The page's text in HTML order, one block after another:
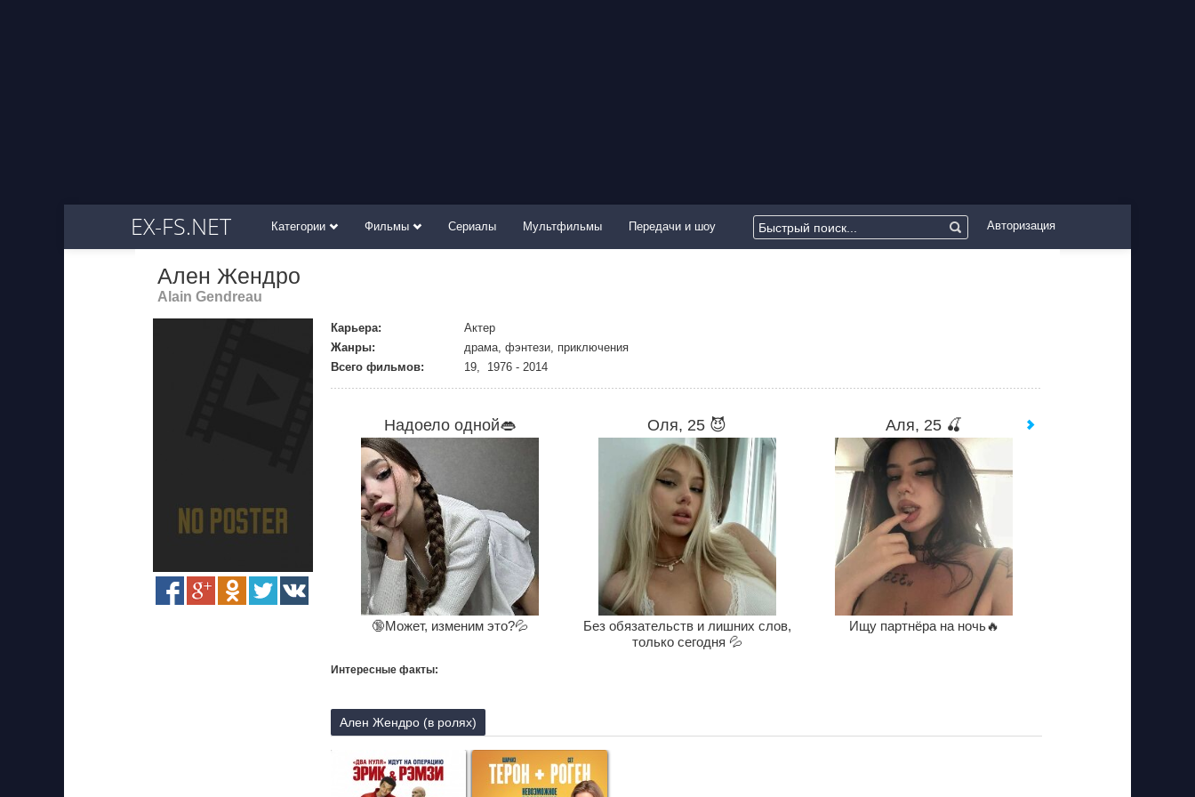
EX-FS.NET Категории Фильмы Сериалы Мультфильмы Передачи и шоу Авторизация
Ален Жендро
Alain Gendreau
Карьера:
Актер
Жанры:
драма, фэнтези, приключения
Всего фильмов:
19, 1976 - 2014
Надоело одной👄
🔞Может, изменим это?💦
Оля, 25 😈
Без обязательств и лишних слов,
только сегодня 💦
Аля, 25 🍒
Ищу партнёра на ночь🔥
Интересные факты:
Ален Жендро (в ролях)